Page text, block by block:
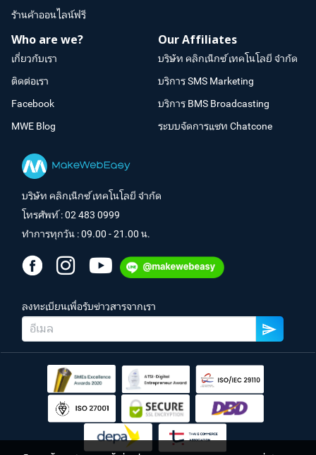
ร้านค้าออนไลน์ฟรี
Who are we?
เกี่ยวกับเรา
ติดต่อเรา
Facebook
MWE Blog
Our Affiliates
บริษัท คลิกเน็กซ์ เทคโนโลยี จำกัด
บริการ SMS Marketing
บริการ BMS Broadcasting
ระบบจัดการแชท Chatcone
บริษัท คลิกเน็กซ์ เทคโนโลยี จำกัด
โทรศัพท์ :02 483 0999
ทำการทุกวัน : 09.00 - 21.00 น.
ลงทะเบียนเพื่อรับข่าวสารจากเรา